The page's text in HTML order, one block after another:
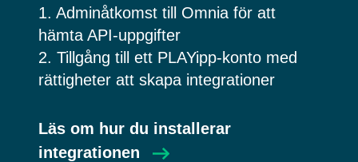
1. Adminåtkomst till Omnia för att
hämta API‑uppgifter
2. Tillgång till ett PLAYipp‑konto med
rättigheter att skapa integrationer
Läs om hur du installerar
integrationen